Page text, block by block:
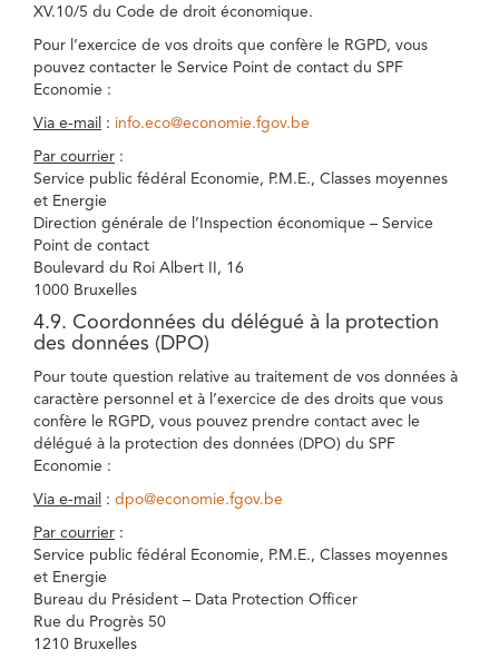
XV.10/5 du Code de droit économique.
Pour l’exercice de vos droits que confère le RGPD, vous
pouvez contacter le Service Point de contact du SPF
Economie :
Via e-mail : info.eco@economie.fgov.be
Par courrier :
Service public fédéral Economie, P.M.E., Classes moyennes
et Energie
Direction générale de l’Inspection économique – Service
Point de contact
Boulevard du Roi Albert II, 16
1000 Bruxelles
4.9. Coordonnées du délégué à la protection
des données (DPO)
Pour toute question relative au traitement de vos données à
caractère personnel et à l’exercice de des droits que vous
confère le RGPD, vous pouvez prendre contact avec le
délégué à la protection des données (DPO) du SPF
Economie :
Via e-mail : dpo@economie.fgov.be
Par courrier :
Service public fédéral Economie, P.M.E., Classes moyennes
et Energie
Bureau du Président – Data Protection Officer
Rue du Progrès 50
1210 Bruxelles